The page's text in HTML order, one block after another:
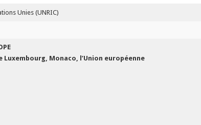
Unies (UNRIC)
Luxembourg, Monaco, l’Union européenne